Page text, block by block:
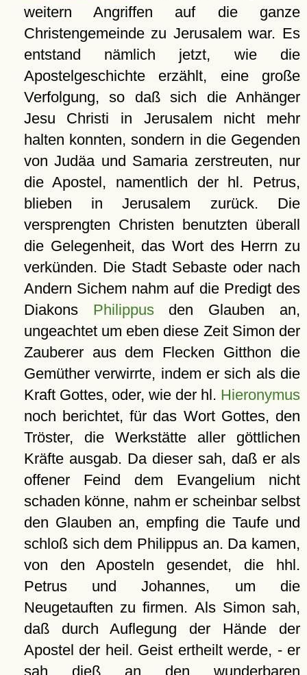
weitern Angriffen auf die ganze
Christengemeinde zu Jerusalem war. Es
entstand nämlich jetzt, wie die
Apostelgeschichte erzählt, eine große
Verfolgung, so daß sich die Anhänger
Jesu Christi in Jerusalem nicht mehr
halten konnten, sondern in die Gegenden
von Judäa und Samaria zerstreuten, nur
die Apostel, namentlich der hl. Petrus,
blieben in Jerusalem zurück. Die
versprengten Christen benutzten überall
die Gelegenheit, das Wort des Herrn zu
verkünden. Die Stadt Sebaste oder nach
Andern Sichem nahm auf die Predigt des
Diakons Philippusden Glauben an,
ungeachtet um eben diese Zeit Simon der
Zauberer aus dem Flecken Gitthon die
Gemüther verwirrte, indem er sich als die
Kraft Gottes, oder, wie der hl. Hieronymus
noch berichtet, für das Wort Gottes, den
Tröster, die Werkstätte aller göttlichen
Kräfte ausgab. Da dieser sah, daß er als
offener Feind dem Evangelium nicht
schaden könne, nahm er scheinbar selbst
den Glauben an, empfing die Taufe und
schloß sich dem Philippus an. Da kamen,
von den Aposteln gesendet, die hhl.
Petrus und Johannes, um die
Neugetauften zu firmen. Als Simon sah,
daß durch Auflegung der Hände der
Apostel der heil. Geist ertheilt werde, - er
sah dieß an den wunderbaren